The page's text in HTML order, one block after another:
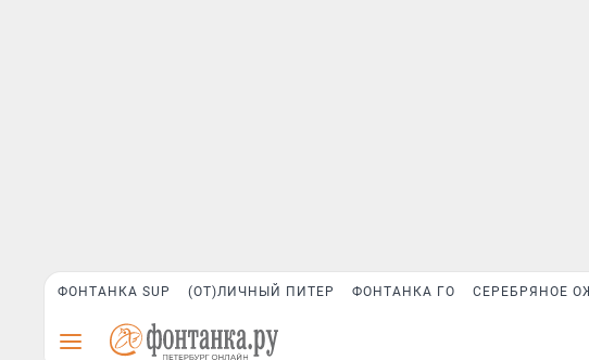
ФОНТАНКА SUP (ОТ)ЛИЧНЫЙ ПИТЕР ФОНТАНКА ГО СЕРЕБРЯНОЕ